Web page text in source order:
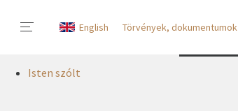
English Törvények, dokumentumok
Isten szólt